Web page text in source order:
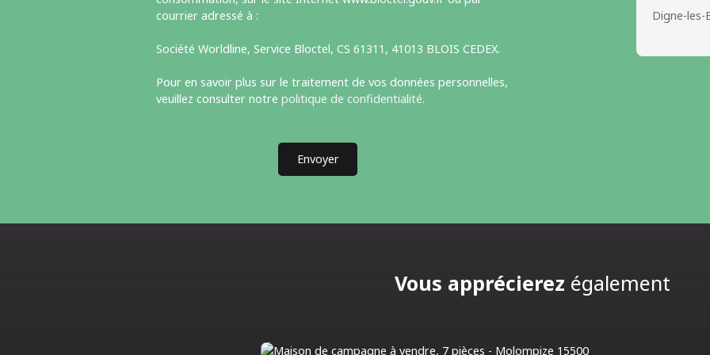
courrier adressé à :
Société Worldline, Service Bloctel, CS 61311, 41013 BLOIS CEDEX.
Pour en savoir plus sur le traitement de vos données personnelles,
veuillez consulter notre politique de confidentialité.
Envoyer
Digne-les-
Vous apprécierez également